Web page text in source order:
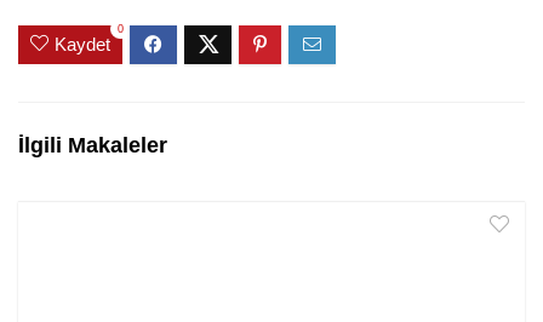
Kaydet
0
İlgili Makaleler